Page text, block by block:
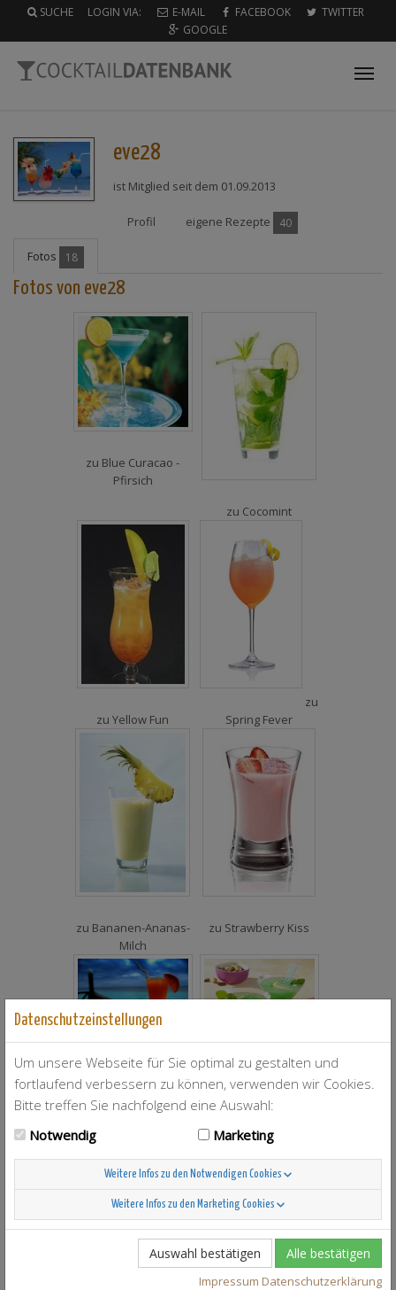
SUCHE LOGIN VIA: E-MAIL FACEBOOK
TWITTER
GOOGLE
eve28
ist Mitglied seit dem 01.09.2013
Profil eigene Rezepte 40
Fotos 18
Fotos von eve28
zu Blue Curacao -
Pfirsich
zu Cocomint
zu Yellow Fun
zu
Spring Fever
zu Bananen-Ananas-
Milch
zu Strawberry Kiss
zuSummerfeeling
Green Girl
American Beauty zuShirley Temple
Datenschutzeinstellungen
Um unsere Webseite für Sie optimal zu gestalten und
fortlaufend verbessern zu können, verwenden wir Cookies.
Bitte treffen Sie nachfolgend eine Auswahl:
Notwendig
Marketing
Weitere Infos zu den Notwendigen Cookies
Weitere Infos zu den Marketing Cookies
Auswahl bestätigen Alle bestätigen
Impressum Datenschutzerklärung